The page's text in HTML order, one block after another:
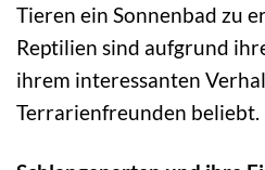
Tieren ein Sonnenbad zu
Reptilien sind aufgrund
ihrem interessanten
Terrarienfreunden beliebt.